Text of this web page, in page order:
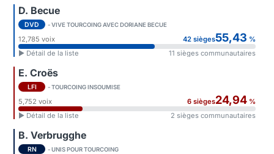
D. Becue
DVD - VIVE TOURCOING AVEC DORIANE BECUE
12,785 voix 42 sièges55,43 %
► Détail de la liste
11 sièges communautaires
E. Croës
LFI - TOURCOING INSOUMISE
5,752 voix 6 sièges24,94%
► Détail de la liste
2 sièges communautaires
B. Verbrugghe
RN - UNIS POUR TOURCOING